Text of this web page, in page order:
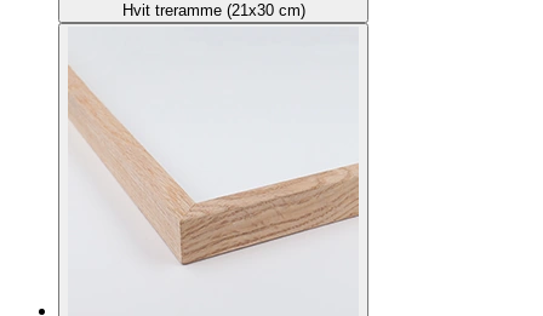
Hvit treramme (21x30 cm)